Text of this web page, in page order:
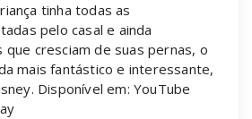
tinha todas as
pelo casal e ainda
cresciam de suas pernas, o
mais fantástico e interessante,
Disponível em: YouTube